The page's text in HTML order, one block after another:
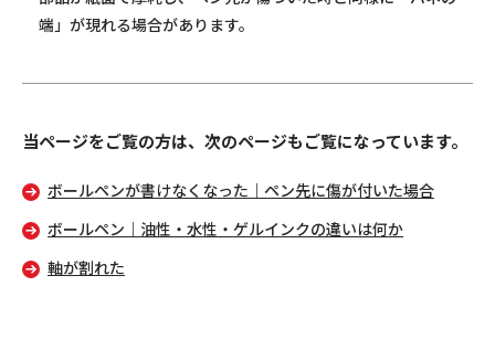
端」が現れる場合があります。
当ページをご覧の方は、次のページもご覧になっています。
ボールペンが書けなくなった｜ペン先に傷が付いた場合
ボールペン｜油性・水性・ゲルインクの違いは何か
軸が割れた